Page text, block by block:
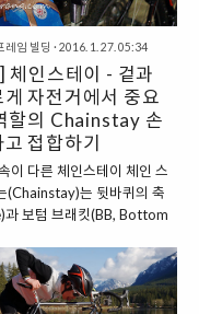
용했습니다. 그래서 설계도
다 쉽고 그 과정이 간편합니
용접하기 전에는 솔벤트 또
으로 세척 과정을 ..
레임 빌딩 · 2016. 1. 27. 05:34
체인스테이 - 겉과
게 자전거에서 중요
할의 Chainstay 손
접합하기
이 다른 체인스테이 체인 스
(Chainstay)는 뒷바퀴의 축
과 보텀 브래킷(BB, Bottom
히 한 쌍의 튜브가 길게 뻗
서 그 용도와 만듦새가 무척
보이지만, 절대 그렇지 않습